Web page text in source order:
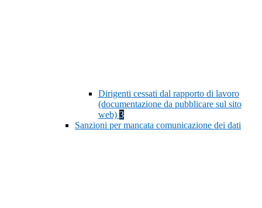
Dirigenti cessati dal rapporto di lavoro
(documentazione da pubblicare sul sito
web) 3
Sanzioni per mancata comunicazione dei dati